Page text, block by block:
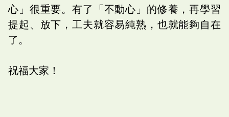
心」很重要。有了「不動心」的修養，再學習
提起、放下，工夫就容易純熟，也就能夠自在
了。
祝福大家！